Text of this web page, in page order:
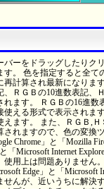
バーをドラッグしたりク
す。 色を指定すると全て
計算され最新になりま
、ＲＧＢの10進数表記、
れます。 ＲＧＢの16進数
使える形式で表示されま
えます。 また、ＲＧＢ,Ｈ
されますので、色の変換
Chrome」と「Mozilla
「Microsoft Internet
用上は問題ありません
Edge」と「Microsoft
せんが、近いうちに解決